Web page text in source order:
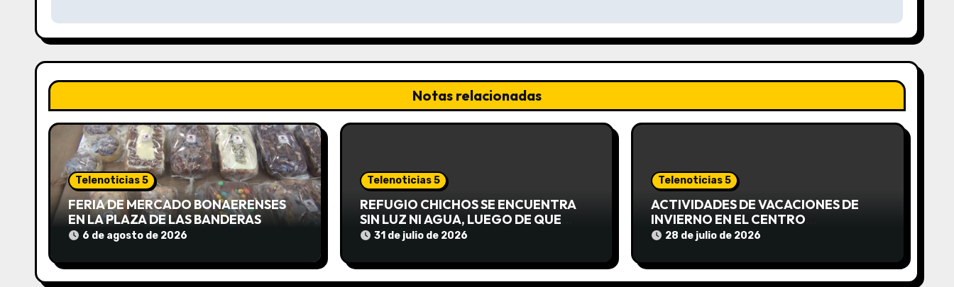
e
g
a
c
i
n
d
e
Notas relacionadas
Telenoticias 5
FERIA DE MERCADO BONAERENSES
EN LA PLAZA DE LAS BANDERAS
6 de agosto de 2026
Telenoticias 5
REFUGIO CHICHOS SE ENCUENTRA
SIN LUZ NI AGUA, LUEGO DE QUE
EDEA CORTARA EL SUMINISTRO SIN
31 de julio de 2026
Telenoticias 5
ACTIVIDADES DE VACACIONES DE
INVIERNO EN EL CENTRO
COMUNITARIO EL TALA
28 de julio de 2026